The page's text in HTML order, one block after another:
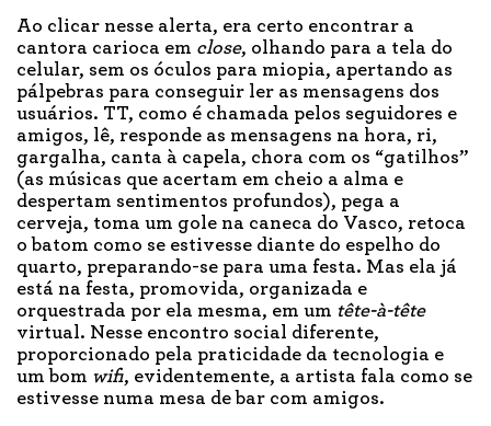
Ao clicar nesse alerta, era certo encontrar a
cantora carioca em close, olhando para a tela do
celular, sem os óculos para miopia, apertando as
pálpebras para conseguir ler as mensagens dos
usuários. TT, como é chamada pelos seguidores e
amigos, lê, responde as mensagens na hora, ri,
gargalha, canta à capela, chora com os “gatilhos”
(as músicas que acertam em cheio a alma e
despertam sentimentos profundos), pega a
cerveja, toma um gole na caneca do Vasco, retoca
o batom como se estivesse diante do espelho do
quarto, preparando-se para uma festa. Mas ela já
está na festa, promovida, organizada e
orquestrada por ela mesma, em um tête-à-tête
virtual. Nesse encontro social diferente,
proporcionado pela praticidade da tecnologia e
um bom wifi, evidentemente, a artista fala como se
estivesse numa mesa de bar com amigos.